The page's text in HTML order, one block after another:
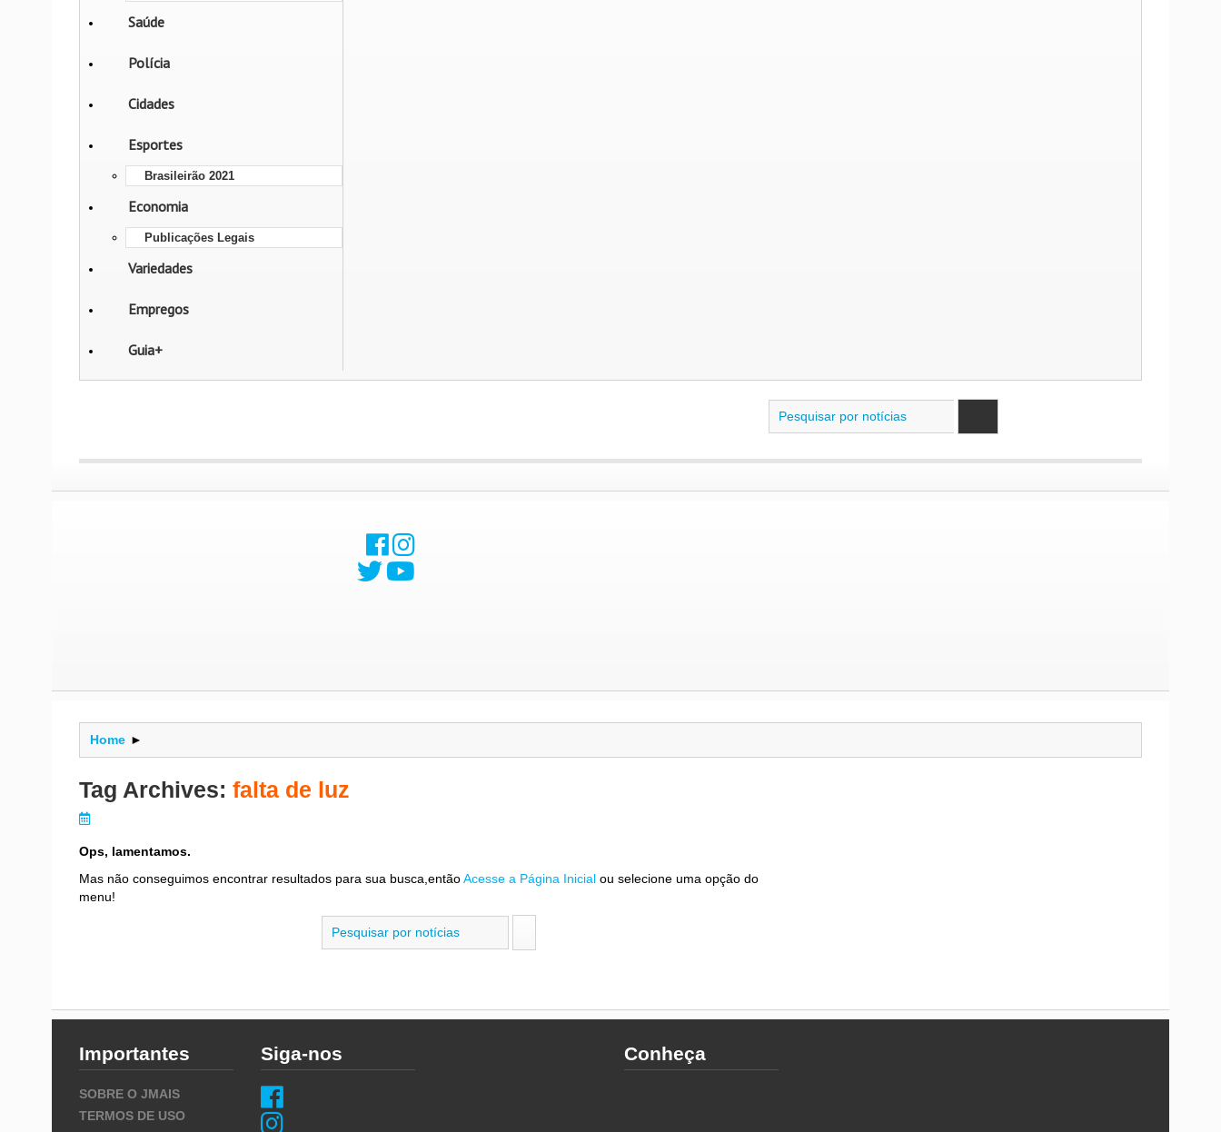
Saúde
Polícia
Cidades
Esportes
Brasileirão 2021
Economia
Publicações Legais
Variedades
Empregos
Guia+
Home ►
Tag Archives: falta de luz
Ops, lamentamos.
Mas não conseguimos encontrar resultados para sua busca,entãoAcesse a Página Inicial ou selecione uma opção do
menu!
Importantes
SOBRE O JMAIS
TERMOS DE USO
Siga-nos Conheça